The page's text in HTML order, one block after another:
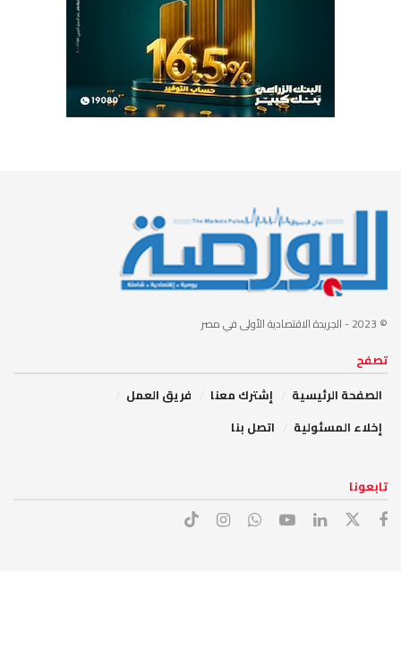
© 2023 - الجريدة الاقتصادية الأولى في مصر
تصفح
الصفحة الرئيسية
إشترك معنا
فريق العمل
إخلاء المسئولية
اتصل بنا
تابعونا